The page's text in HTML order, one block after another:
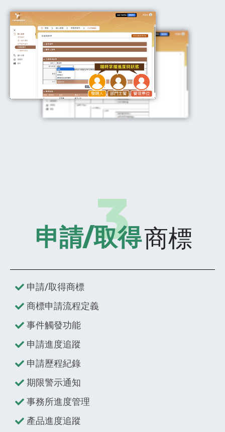
申請/取得商標
申請/取得商標
商標申請流程定義
事件觸發功能
申請進度追蹤
申請歷程紀錄
期限警示通知
事務所進度管理
產品進度追蹤